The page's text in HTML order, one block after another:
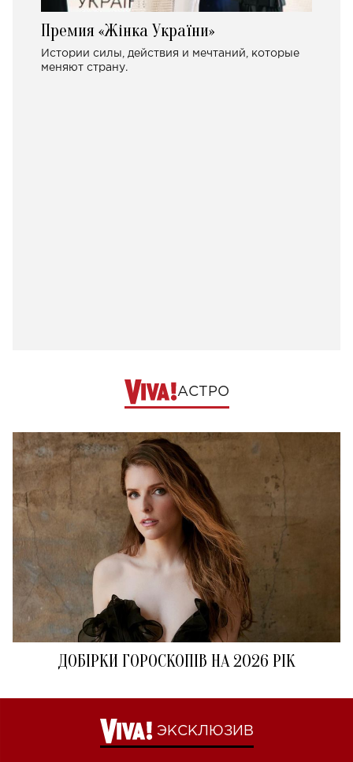
Премия «Жінка України»
Истории силы, действия и мечтаний, которые
меняют страну.
АСТРО
ДОБІРКИ ГОРОСКОПІВ НА 2026 РІК
ЭКСКЛЮЗИВ